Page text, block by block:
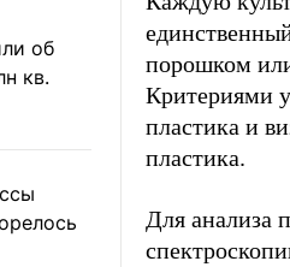
об
кв.
порошком
Критериями
пластика и
пластика.
Для анализа